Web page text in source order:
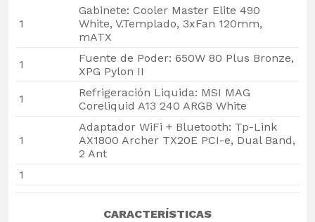
1
Gabinete: Cooler Master Elite 490
White, V.Templado, 3xFan 120mm,
mATX
1
Fuente de Poder: 650W 80 Plus Bronze,
XPG Pylon II
1
Refrigeración Liquida: MSI MAG
Coreliquid A13 240 ARGB White
1
Adaptador WiFi + Bluetooth: Tp-Link
AX1800 Archer TX20E PCI-e, Dual Band,
2 Ant
1
CARACTERÍSTICAS